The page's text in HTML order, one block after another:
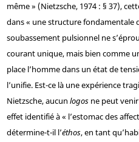
même » (Nietzsche, 1974 : § 37),
dans « une structure fondamentale
soubassement pulsionnel ne
courant unique, mais bien comme
place l’homme dans un état de
l’unifie. Est-ce là une expérience
Nietzsche, aucun logosne peut
effet identifié à « l’estomac des
détermine-t-il l’éthos, en tant